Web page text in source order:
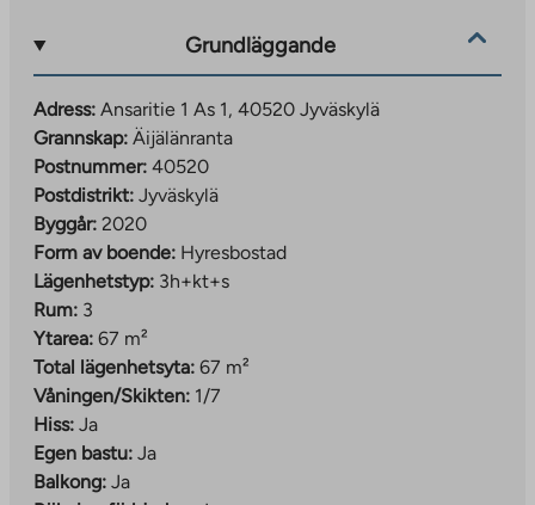
Grundläggande
Adress: Ansaritie 1 As 1, 40520 Jyväskylä
Grannskap: Äijälänranta
Postnummer: 40520
Postdistrikt: Jyväskylä
Byggår: 2020
Form av boende: Hyresbostad
Lägenhetstyp: 3h+kt+s
Rum: 3
Ytarea: 67 m²
Total lägenhetsyta: 67 m²
Våningen/Skikten: 1/7
Hiss: Ja
Egen bastu: Ja
Balkong: Ja